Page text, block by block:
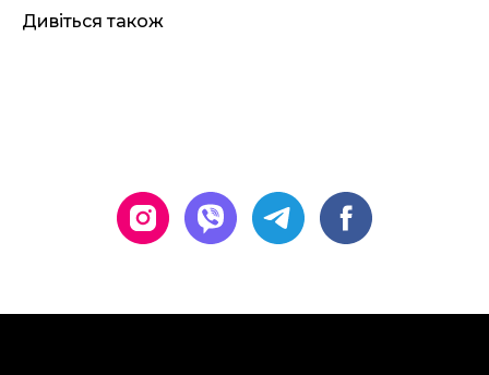
Дивіться також